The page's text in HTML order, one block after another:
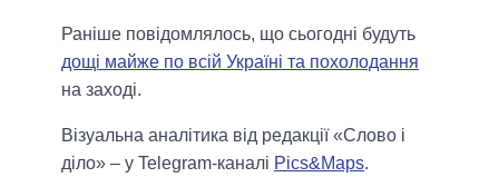
Раніше повідомлялось, що сьогодні будуть
дощі майже по всій Україні та похолодання
на заході.
Візуальна аналітика від редакції «Слово і
діло» – у Telegram-каналі Pics&Maps.